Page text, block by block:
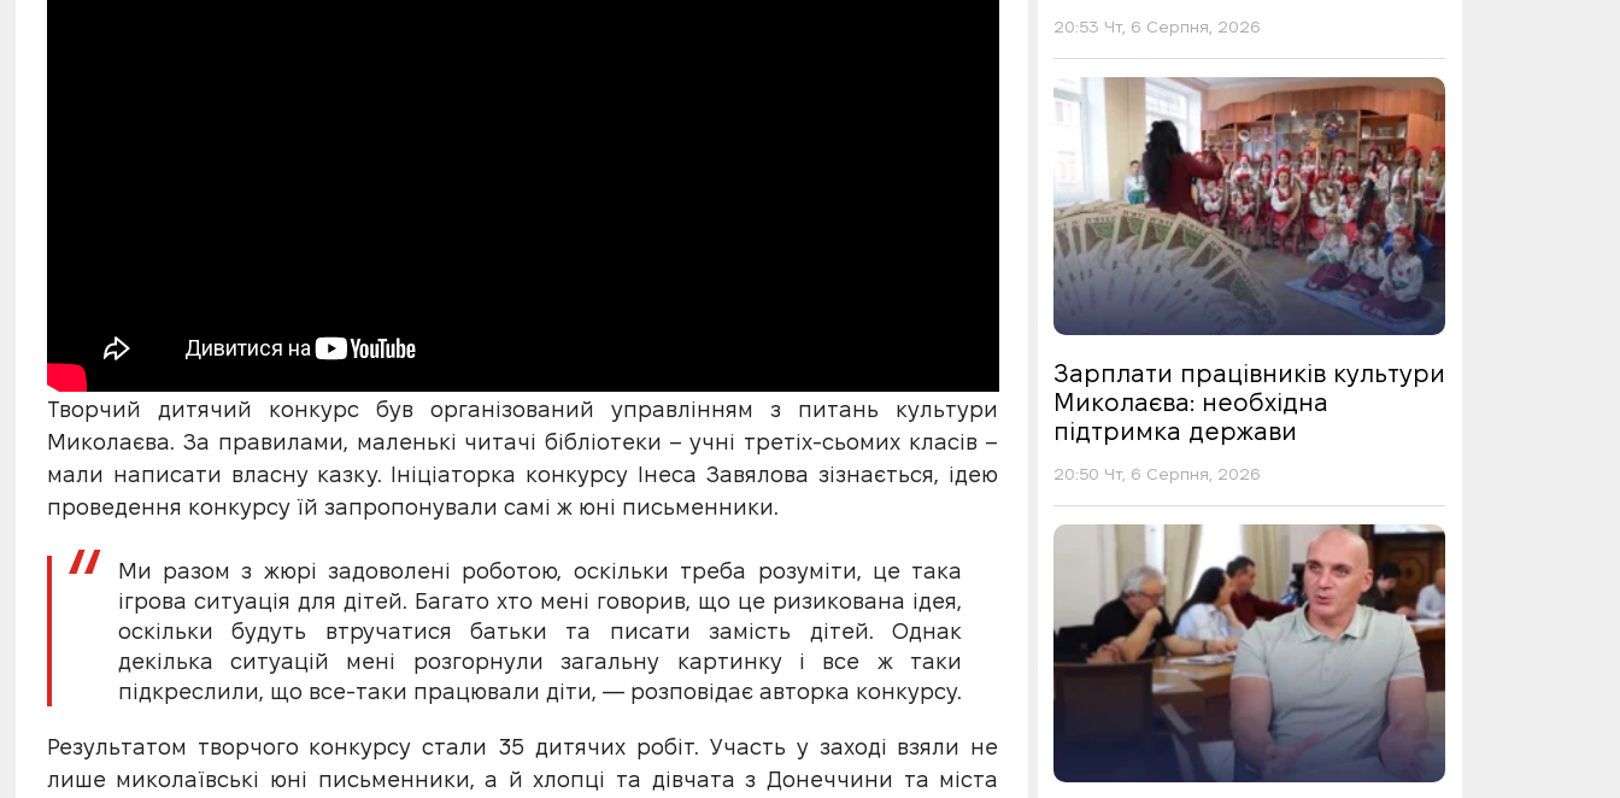
Творчий дитячий конкурс був організований управлінням з питань культури
Миколаєва. За правилами, маленькі читачі бібліотеки – учні третіх-сьомих класів –
мали написати власну казку. Ініціаторка конкурсу Інеса Завялова зізнається, ідею
проведення конкурсу їй запропонували самі ж юні письменники.
Ми разом з жюрі задоволені роботою, оскільки треба розуміти, це така
ігрова ситуація для дітей. Багато хто мені говорив, що це ризикована ідея,
оскільки будуть втручатися батьки та писати замість дітей. Однак
декілька ситуацій мені розгорнули загальну картинку і все ж таки
підкреслили, що все-таки працювали діти, — розповідає авторка конкурсу.
Результатом творчого конкурсу стали 35 дитячих робіт. Участь у заході взяли не
лише миколаївські юні письменники, а й хлопці та дівчата з Донеччини та міста
20:53 Чт, 6 Серпня, 2026
Зарплати працівників культури
Миколаєва: необхідна
підтримка держави
20:50 Чт, 6 Серпня, 2026